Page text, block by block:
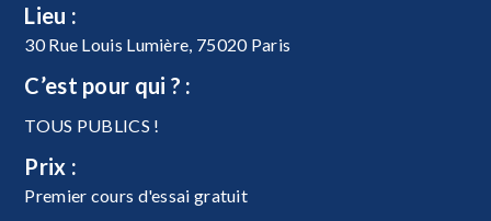
Lieu :
30 Rue Louis Lumière, 75020 Paris
C’est pour qui ? :
TOUS PUBLICS !
Prix :
Premier cours d'essai gratuit